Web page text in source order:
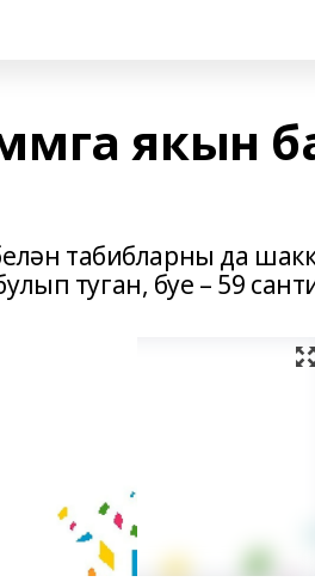
якын
табибларны да
туган, буе – 59